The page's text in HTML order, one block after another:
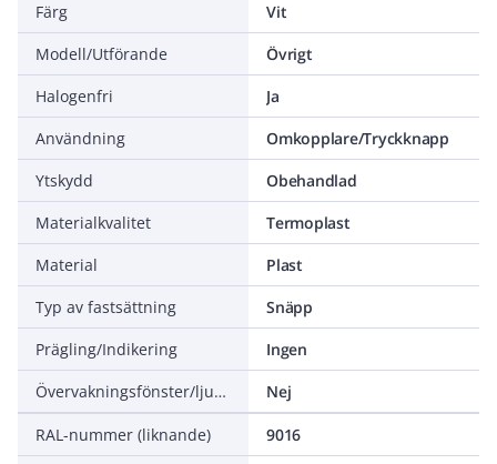
Färg
Vit
Modell/Utförande
Övrigt
Halogenfri
Ja
Användning
Omkopplare/Tryckknapp
Ytskydd
Obehandlad
Materialkvalitet
Termoplast
Material
Plast
Typ av fastsättning
Snäpp
Prägling/Indikering
Ingen
Övervakningsfönster/ljusuttag
Nej
RAL-nummer (liknande)
9016